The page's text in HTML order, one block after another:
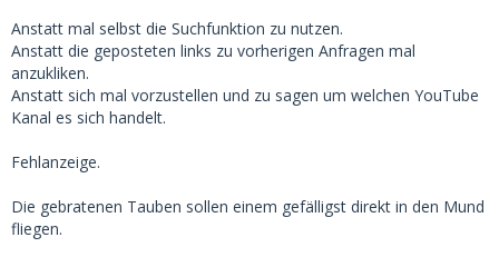
Anstatt mal selbst die Suchfunktion zu nutzen.
Anstatt die geposteten links zu vorherigen Anfragen mal
anzukliken.
Anstatt sich mal vorzustellen und zu sagen um welchen YouTube
Kanal es sich handelt.
Fehlanzeige.
Die gebratenen Tauben sollen einem gefälligst direkt in den Mund
fliegen.